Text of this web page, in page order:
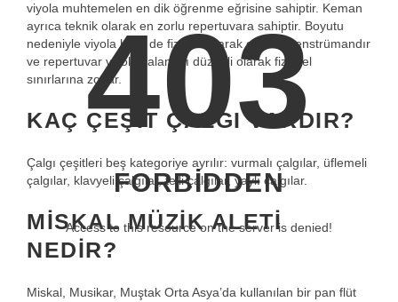
viyola muhtemelen en dik öğrenme eğrisine sahiptir. Keman
ayrıca teknik olarak en zorlu repertuvara sahiptir. Boyutu
nedeniyle viyola belki de fiziksel olarak en zorlu enstrümandır
ve repertuvar viyola çalanları düzenli olarak fiziksel
sınırlarına zorlar.
KAÇ ÇEŞIT ÇALGI VARDIR?
Çalgı çeşitleri beş kategoriye ayrılır: vurmalı çalgılar, üflemeli
çalgılar, klavyeli çalgılar, telli çalgılar, yaylı çalgılar.
MISKAL MÜZIK ALETI
NEDIR?
Miskal, Musikar, Muştak Orta Asya’da kullanılan bir pan flüt
403
FORBIDDEN
Access to this resource on the server is denied!